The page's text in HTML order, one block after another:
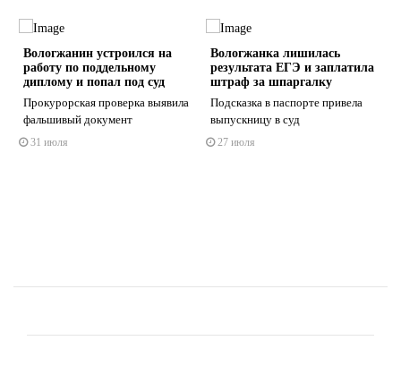
Вологжанин устроился на
работу по поддельному
диплому и попал под суд
Прокурорская проверка выявила
фальшивый документ
31 июля
Вологжанка лишилась
результата ЕГЭ и заплатила
штраф за шпаргалку
Подсказка в паспорте привела
выпускницу в суд
27 июля